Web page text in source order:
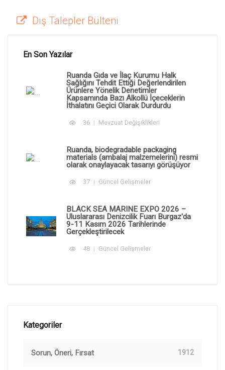
Dış Talepler Bülteni
En Son Yazılar
Ruanda Gıda ve İlaç Kurumu Halk
Sağlığını Tehdit Ettiği Değerlendirilen
Ürünlere Yönelik Denetimler
Kapsamında Bazı Alkollü İçeceklerin
İthalatını Geçici Olarak Durdurdu
36 Mevzuat Değişiklikleri
Ruanda, biodegradable packaging
materials (ambalaj malzemelerini) resmi
olarak onaylayacak tasarıyı görüşüyor
37 Güncel Gelişmeler
BLACK SEA MARINE EXPO 2026 –
Uluslararası Denizcilik Fuarı Burgaz'da
9-11 Kasım 2026 Tarihlerinde
Gerçekleştirilecek
48 Güncel Gelişmeler
Kategoriler
Sorun, Öneri, Fırsat 1912